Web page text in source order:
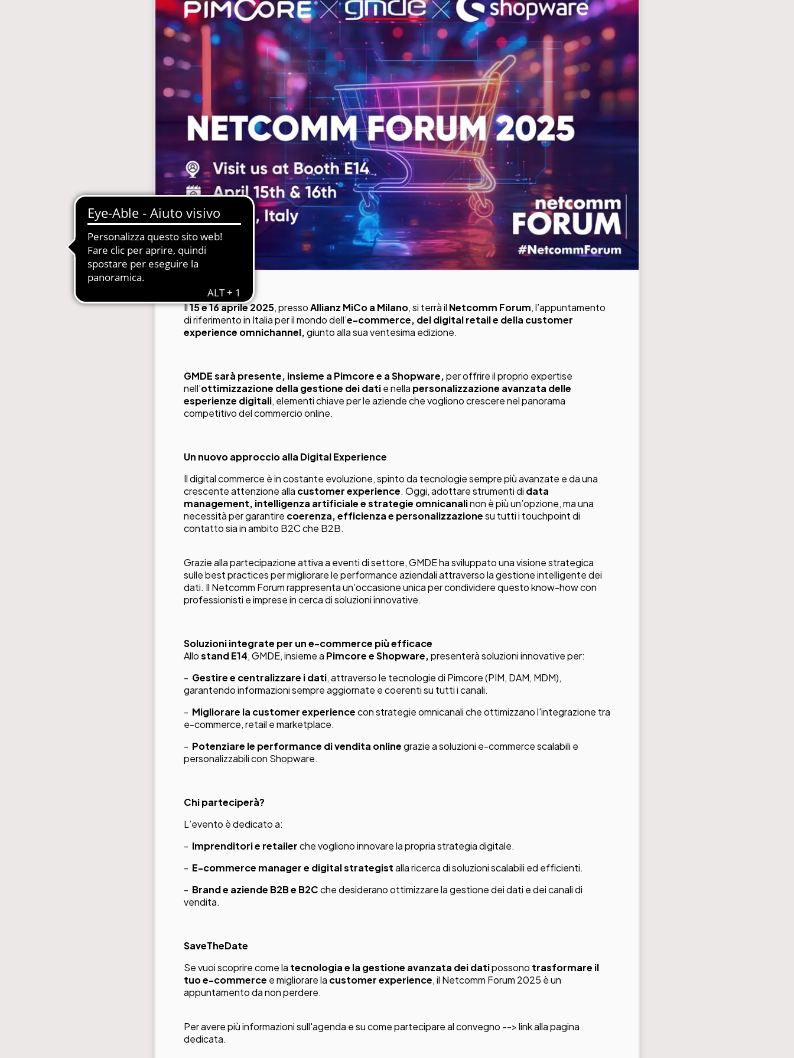
MDM-Master Data Management
Newsletter Automatizzate
PIM-Product Information Management
Produzione Automatizzata Cataloghi
Sistemi Esperti di Prodotto per Assistenza
Siti Web Multilingua e Multibrand
Soluzioni Complete in SaaS e PaaS
Web2Print per schede tecniche
Sistemi di Workflow per la prestampa
Il15 e 16 aprile 2025, pressoAllianz MiCo a Milano, si terrà il Netcomm Forum, l’appuntamento
di riferimento in Italia per il mondo dell’e-commerce, del digital retail e della customer
experience omnichannel,giunto alla sua ventesima edizione.
GMDE sarà presente, insieme a Pimcore e a Shopware,per offrire il proprio expertise
nell’ottimizzazione della gestione dei datie nella personalizzazione avanzata delle
esperienze digitali, elementi chiave per le aziende che vogliono crescere nel panorama
competitivo del commercio online.
Un nuovo approccio alla Digital Experience
Il digital commerce è in costante evoluzione, spinto da tecnologie sempre più avanzate e da una
crescente attenzione alla customer experience. Oggi, adottare strumenti di data
management, intelligenza artificiale e strategie omnicanalinon è più un’opzione, ma una
necessità per garantire coerenza, efficienza e personalizzazionesu tutti i touchpoint di
contatto sia in ambito B2C che B2B.
Grazie alla partecipazione attiva a eventi di settore, GMDE ha sviluppato una visione strategica
sulle best practices per migliorare le performance aziendali attraverso la gestione intelligente dei
dati. Il Netcomm Forum rappresenta un’occasione unica per condividere questo know-how con
professionisti e imprese in cerca di soluzioni innovative.
Soluzioni integrate per un e-commerce più efficace
Allostand E14, GMDE, insieme a Pimcore e Shopware,presenterà soluzioni innovative per:
- Gestire e centralizzare i dati, attraverso le tecnologie di Pimcore (PIM, DAM, MDM),
garantendo informazioni sempre aggiornate e coerenti su tutti i canali.
- Migliorare la customer experiencecon strategie omnicanali che ottimizzano l'integrazione tra
e-commerce, retail e marketplace.
- Potenziare le performance di vendita onlinegrazie a soluzioni e-commerce scalabili e
personalizzabili con Shopware.
Chi parteciperà?
L’evento è dedicato a:
- Imprenditori e retailerche vogliono innovare la propria strategia digitale.
- E-commerce manager e digital strategistalla ricerca di soluzioni scalabili ed efficienti.
- Brand e aziende B2B e B2Cche desiderano ottimizzare la gestione dei dati e dei canali di
vendita.
SaveTheDate
Se vuoi scoprire come la tecnologia e la gestione avanzata dei datipossono trasformare il
tuo e-commerce e migliorare la customer experience, il Netcomm Forum 2025 è un
appuntamento da non perdere.
Per avere più informazioni sull'agenda e su come partecipare al convegno --> link allapagina
dedicata.